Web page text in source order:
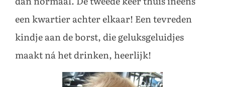
een kwartier achter elkaar! Een tevreden
kindje aan de borst, die geluksgeluidjes
maakt ná het drinken, heerlijk!